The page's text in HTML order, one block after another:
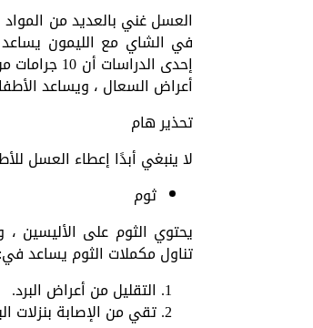
العسل غني بالعديد من المواد
في الشاي مع الليمون
إحدى
أعراض السعال ، ويساعد
تحذير هام
لا ينبغي أبدًا إعطاء العسل
ثوم
يحتوي الثوم على الأليسين
تناول مكملات الثوم يساعد في:
التقليل من أعراض البرد.
تقي من الإصابة بنزلات